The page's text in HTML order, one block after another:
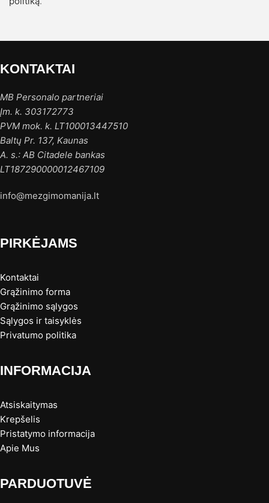
KONTAKTAI
MB Personalo partneriai
Įm. k. 303172773
PVM mok. k. LT100013447510
Baltų Pr. 137, Kaunas
A. s.: AB Citadele bankas
LT187290000012467109
info@mezgimomanija.lt
PIRKĖJAMS
Kontaktai
Grąžinimo forma
Grąžinimo sąlygos
Sąlygos ir taisyklės
Privatumo politika
INFORMACIJA
Atsiskaitymas
Krepšelis
Pristatymo informacija
Apie Mus
PARDUOTUVĖ